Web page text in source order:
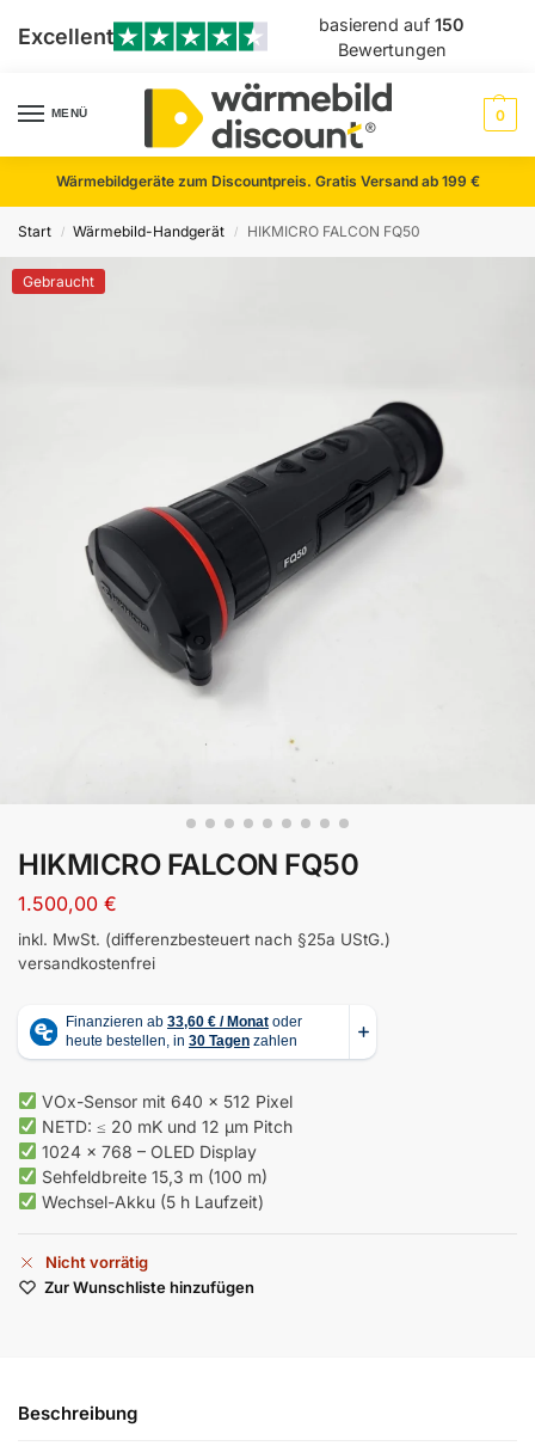
Excellent basierend auf150
Bewertungen
MENÜ 0
Wärmebildgeräte zum Discountpreis. Gratis Versand ab 199 €
Start / Wärmebild-Handgerät / HIKMICRO FALCON FQ50
Gebraucht
HIKMICRO FALCON FQ50
1.500,00 €
inkl. MwSt. (differenzbesteuert nach §25a UStG.)
versandkostenfrei
VOx-Sensor mit 640 × 512 Pixel
NETD: ≤ 20 mK und 12 µm Pitch
1024 × 768 – OLED Display
Sehfeldbreite 15,3 m (100 m)
Wechsel-Akku (5 h Laufzeit)
Nicht vorrätig
Zur Wunschliste hinzufügen
Beschreibung